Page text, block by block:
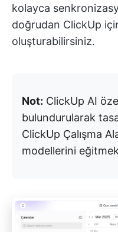
kolayca
doğrudan ClickUp
oluşturabilirsiniz.
Not: ClickUp AI
bulundurularak
ClickUp Çalışma
modellerini